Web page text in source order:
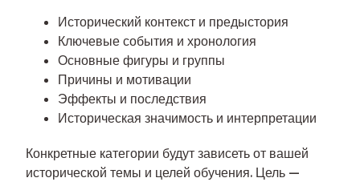
Исторический контекст и предыстория
Ключевые события и хронология
Основные фигуры и группы
Причины и мотивации
Эффекты и последствия
Историческая значимость и интерпретации
Конкретные категории будут зависеть от вашей
исторической темы и целей обучения. Цель —